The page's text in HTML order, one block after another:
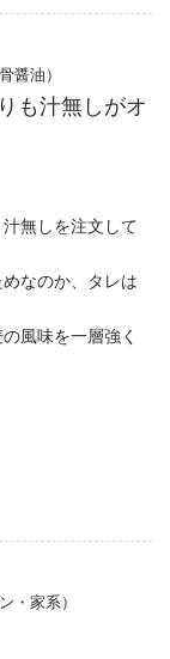
醤油）
も汁無しがオ
無しを注文して
なのか、タレは
風味を一層強く
・家系）